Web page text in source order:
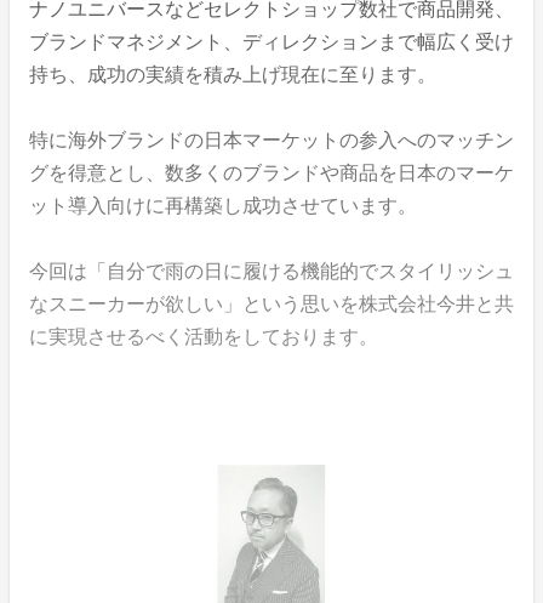
ナノユニバースなどセレクトショップ数社で商品開発、
ブランドマネジメント、ディレクションまで幅広く受け
持ち、成功の実績を積み上げ現在に至ります。
特に海外ブランドの日本マーケットの参入へのマッチン
グを得意とし、数多くのブランドや商品を日本のマーケ
ット導入向けに再構築し成功させています。
今回は「自分で雨の日に履ける機能的でスタイリッシュ
なスニーカーが欲しい」という思いを株式会社今井と共
に実現させるべく活動をしております。